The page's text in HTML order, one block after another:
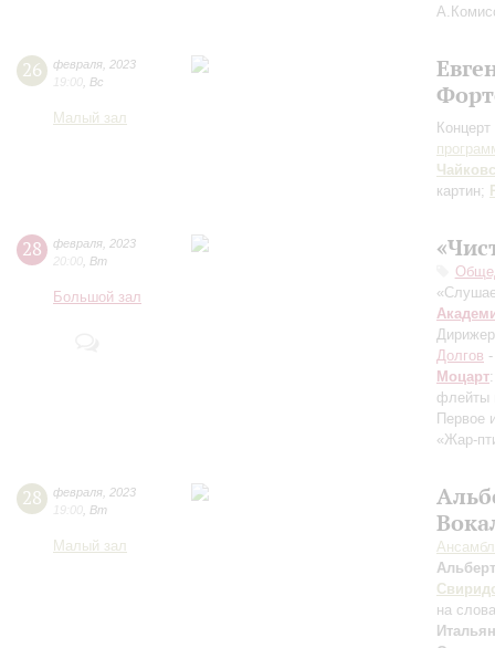
26 февраля 2023
19:00 Вс
Малый зал
картин;
28 февраля 2023
20:00 Вт
Большой зал
Долгов
Моцарт
флейты
Первое
«Жар-
28 февраля 2023
19:00 Вт
Малый зал
на